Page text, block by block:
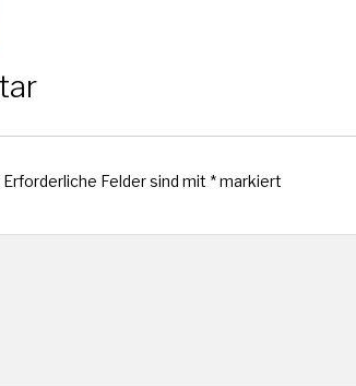
Erforderliche Felder sind mit *markiert